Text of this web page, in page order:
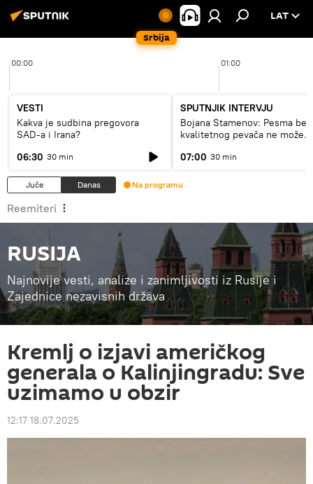
Srbija
LAT
00:00 01:00
VESTI
Kakva je sudbina pregovora
SAD-a i Irana?
06:30 30 min
SPUTNJIK INTERVJU
Bojana Stamenov: Pesma bez
kvalitetnog pevača ne može
07:00 30 min
Juče Danas Na programu
Reemiteri
RUSIJA
Najnovije vesti, analize i zanimljivosti iz Rusije i
Zajednice nezavisnih država
Kremlj o izjavi američkog
generala o Kalinjingradu: Sve
uzimamo u obzir
12:17 18.07.2025